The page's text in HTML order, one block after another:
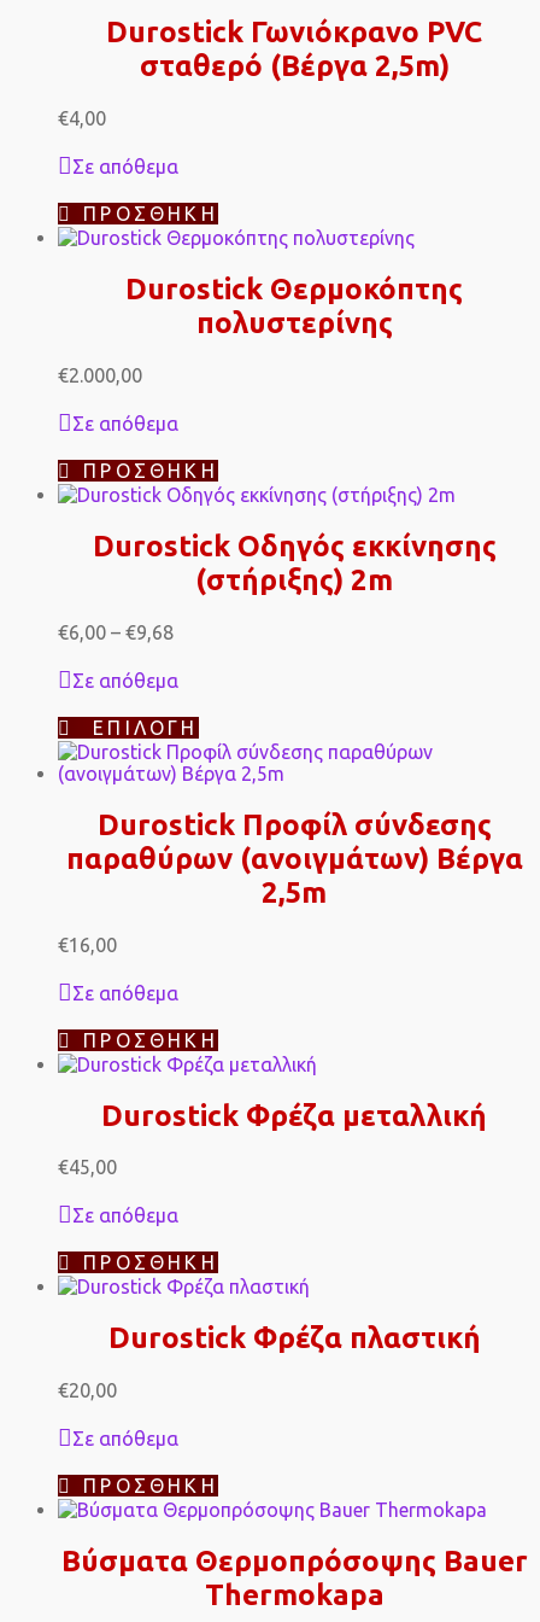
Durostick Γωνιόκρανο PVC
σταθερό (Βέργα 2,5m)
€4,00
Σε απόθεμα
ΠΡΟΣΘΉΚΗ
Durostick Θερμοκόπτης
πολυστερίνης
€2.000,00
Σε απόθεμα
ΠΡΟΣΘΉΚΗ
Durostick Οδηγός εκκίνησης
(στήριξης) 2m
€6,00 – €9,68Price
€6,00
€9,68
Σε απόθεμα
ΕΠΙΛΟΓΉ Αυτό
το
προϊόν
έχει
πολλαπλές
παραλλαγές.
Οι
επιλογές
μπορούν
προϊόντος
Durostick Προφίλ σύνδεσης
παραθύρων (ανοιγμάτων) Βέργα
2,5m
€16,00
Σε απόθεμα
ΠΡΟΣΘΉΚΗ
Durostick Φρέζα μεταλλική
€45,00
Σε απόθεμα
ΠΡΟΣΘΉΚΗ
Durostick Φρέζα πλαστική
€20,00
Σε απόθεμα
ΠΡΟΣΘΉΚΗ
Βύσματα Θερμοπρόσοψης Bauer
Thermokapa